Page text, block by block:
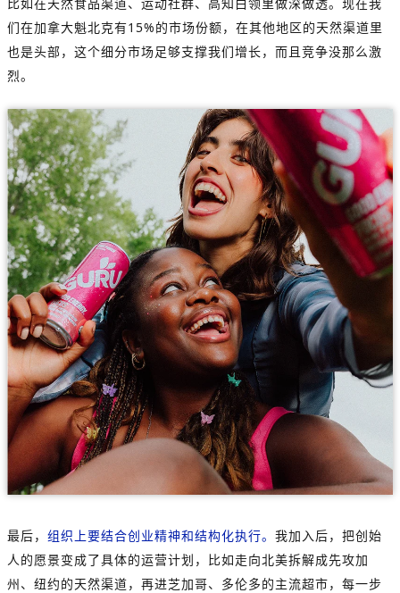
们在加拿大魁北克有15%的市场份额，在其他地区的天然渠道里
也是头部，这个细分市场足够支撑我们增长，而且竞争没那么激
烈。
最后， 组织上要结合创业精神和结构化执行。 我加入后，把创始
人的愿景变成了具体的运营计划，比如走向北美拆解成先攻加
州、纽约的天然渠道，再进芝加哥、多伦多的主流超市，每一步